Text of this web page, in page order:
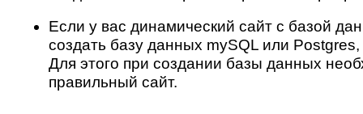
Если у вас динамический сайт с базой
создать базу данных mySQL или
Для этого при создании базы данных
правильный сайт.